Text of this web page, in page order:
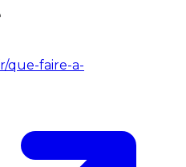
que-faire-a-